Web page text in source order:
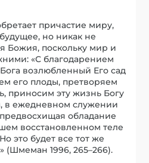
причастие миру,
но никак не
Божия, поскольку мир и
«С благодарением
возлюбленный Его сад
его плоды, претворяем
приносим эту жизнь Богу
в ежедневном служении
обладание
восстановленном теле
это будет все тот же
(Шмеман 1996, 265–266).